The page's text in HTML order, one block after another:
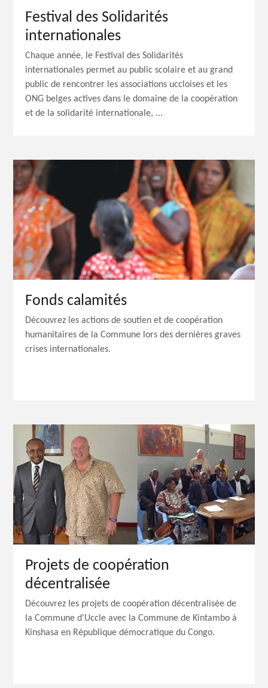
Festival des Solidarités
internationales
Chaque année, le Festival des Solidarités
internationales permet au public scolaire et au grand
public de rencontrer les associations uccloises et les
ONG belges actives dans le domaine de la coopération
et de la solidarité internationale, ...
Fonds calamités
Découvrez les actions de soutien et de coopération
humanitaires de la Commune lors des dernières graves
crises internationales.
Projets de coopération
décentralisée
Découvrez les projets de coopération décentralisée de
la Commune d'Uccle avec la Commune de Kintambo à
Kinshasa en République démocratique du Congo.